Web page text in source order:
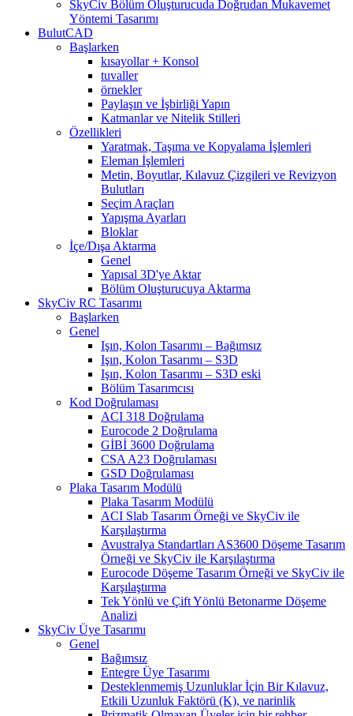
SkyCiv Bölüm Oluşturucuda Doğrudan Mukavemet
Yöntemi Tasarımı
BulutCAD
Başlarken
kısayollar + Konsol
tuvaller
örnekler
Paylaşın ve İşbirliği Yapın
Katmanlar ve Nitelik Stilleri
Özellikleri
Yaratmak, Taşıma ve Kopyalama İşlemleri
Eleman İşlemleri
Metin, Boyutlar, Kılavuz Çizgileri ve Revizyon
Bulutları
Seçim Araçları
Yapışma Ayarları
Bloklar
İçe/Dışa Aktarma
Genel
Yapısal 3D'ye Aktar
Bölüm Oluşturucuya Aktarma
SkyCiv RC Tasarımı
Başlarken
Genel
Işın, Kolon Tasarımı – Bağımsız
Işın, Kolon Tasarımı – S3D
Işın, Kolon Tasarımı – S3D eski
Bölüm Tasarımcısı
Kod Doğrulaması
ACI 318 Doğrulama
Eurocode 2 Doğrulama
GİBİ 3600 Doğrulama
CSA A23 Doğrulaması
GSD Doğrulaması
Plaka Tasarım Modülü
Plaka Tasarım Modülü
ACI Slab Tasarım Örneği ve SkyCiv ile
Karşılaştırma
Avustralya Standartları AS3600 Döşeme Tasarım
Örneği ve SkyCiv ile Karşılaştırma
Eurocode Döşeme Tasarım Örneği ve SkyCiv ile
Karşılaştırma
Tek Yönlü ve Çift Yönlü Betonarme Döşeme
Analizi
SkyCiv Üye Tasarımı
Genel
Bağımsız
Entegre Üye Tasarımı
Desteklenmemiş Uzunluklar İçin Bir Kılavuz,
Etkili Uzunluk Faktörü (K), ve narinlik